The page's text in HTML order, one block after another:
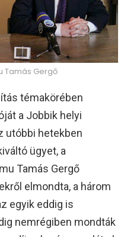
Tamás Gergő
témakörében
a Jobbik helyi
utóbbi hetekben
ügyet, a
Tamás Gergő
elmondta, a három
egyik eddig is
nemrégiben mondták